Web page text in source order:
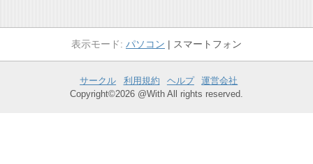
パソコン スマートフォン
サークル 利用規約 ヘルプ
運営会社
Copyright©2026 @With All rights reserved.